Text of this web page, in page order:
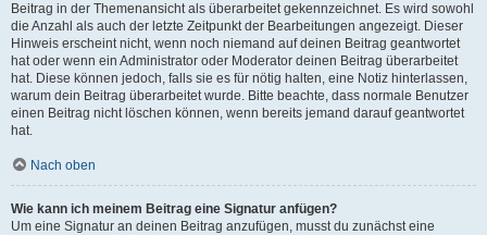
Beitrag in der Themenansicht als überarbeitet gekennzeichnet. Es wird sowohl
die Anzahl als auch der letzte Zeitpunkt der Bearbeitungen angezeigt. Dieser
Hinweis erscheint nicht, wenn noch niemand auf deinen Beitrag geantwortet
hat oder wenn ein Administrator oder Moderator deinen Beitrag überarbeitet
hat. Diese können jedoch, falls sie es für nötig halten, eine Notiz hinterlassen,
warum dein Beitrag überarbeitet wurde. Bitte beachte, dass normale Benutzer
einen Beitrag nicht löschen können, wenn bereits jemand darauf geantwortet
hat.
Nach oben
Wie kann ich meinem Beitrag eine Signatur anfügen?
Um eine Signatur an deinen Beitrag anzufügen, musst du zunächst eine